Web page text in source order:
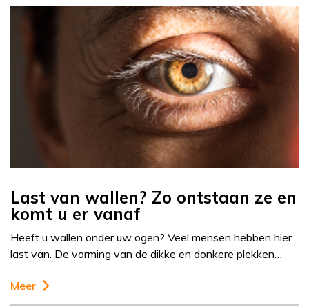
Last van wallen? Zo ontstaan ze en
komt u er vanaf
Heeft u wallen onder uw ogen? Veel mensen hebben hier
last van. De vorming van de dikke en donkere plekken…
Meer